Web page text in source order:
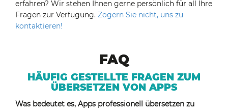
erfahren? Wir stehen Ihnen gerne persönlich für all Ihre
Fragen zur Verfügung. Zögern Sie nicht, uns zu
kontaktieren!
FAQ
HÄUFIG GESTELLTE FRAGEN ZUM
ÜBERSETZEN VON APPS
Was bedeutet es, Apps professionell übersetzen zu